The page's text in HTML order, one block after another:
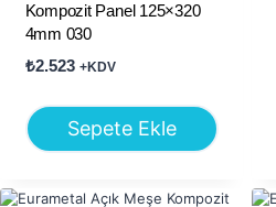
Kompozit Panel 125×320
4mm 030
₺2.523 +KDV
Sepete Ekle